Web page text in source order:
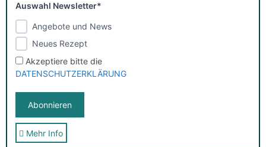
Auswahl Newsletter*
Angebote und News
Neues Rezept
Akzeptiere bitte die
DATENSCHUTZERKLÄRUNG
Sie erhalten nach der Anmeldung eine E-Mail, in der Sie um
Mehr Info